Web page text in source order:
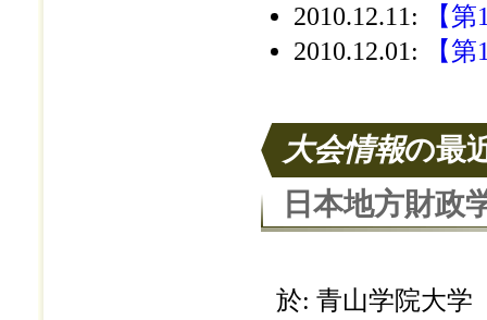
2010.12.11 :
【
2010.12.01 : 【
大会情報の最
日本地方財政
於: 青山学院大